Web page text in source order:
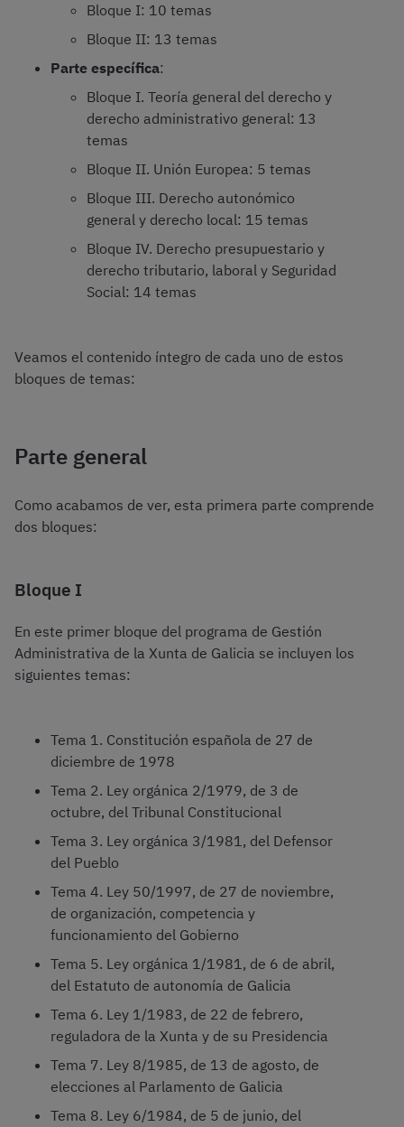
Bloque I: 10 temas
Bloque II: 13 temas
Parte específica:
Bloque I. Teoría general del derecho y
derecho administrativo general: 13
temas
Bloque II. Unión Europea: 5 temas
Bloque III. Derecho autonómico
general y derecho local: 15 temas
Bloque IV. Derecho presupuestario y
derecho tributario, laboral y Seguridad
Social: 14 temas
Veamos el contenido íntegro de cada uno de estos
bloques de temas:
Parte general
Como acabamos de ver, esta primera parte comprende
dos bloques:
Bloque I
En este primer bloque del programa de Gestión
Administrativa de la Xunta de Galicia se incluyen los
siguientes temas:
Tema 1. Constitución española de 27 de
diciembre de 1978
Tema 2. Ley orgánica 2/1979, de 3 de
octubre, del Tribunal Constitucional
Tema 3. Ley orgánica 3/1981, del Defensor
del Pueblo
Tema 4. Ley 50/1997, de 27 de noviembre,
de organización, competencia y
funcionamiento del Gobierno
Tema 5. Ley orgánica 1/1981, de 6 de abril,
del Estatuto de autonomía de Galicia
Tema 6. Ley 1/1983, de 22 de febrero,
reguladora de la Xunta y de su Presidencia
Tema 7. Ley 8/1985, de 13 de agosto, de
elecciones al Parlamento de Galicia
Tema 8. Ley 6/1984, de 5 de junio, del